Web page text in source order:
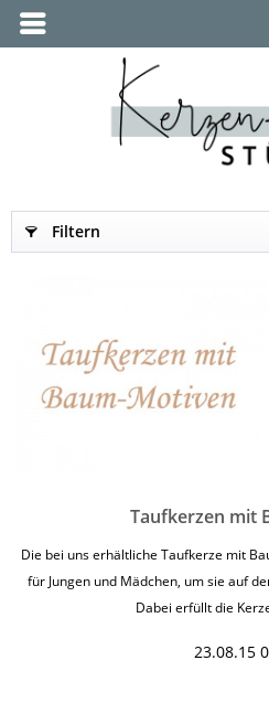
Filtern
Taufkerzen mit
Die bei uns erhältliche Taufkerze mit
für Jungen und Mädchen, um sie auf
Dabei erfüllt die
23.08.15